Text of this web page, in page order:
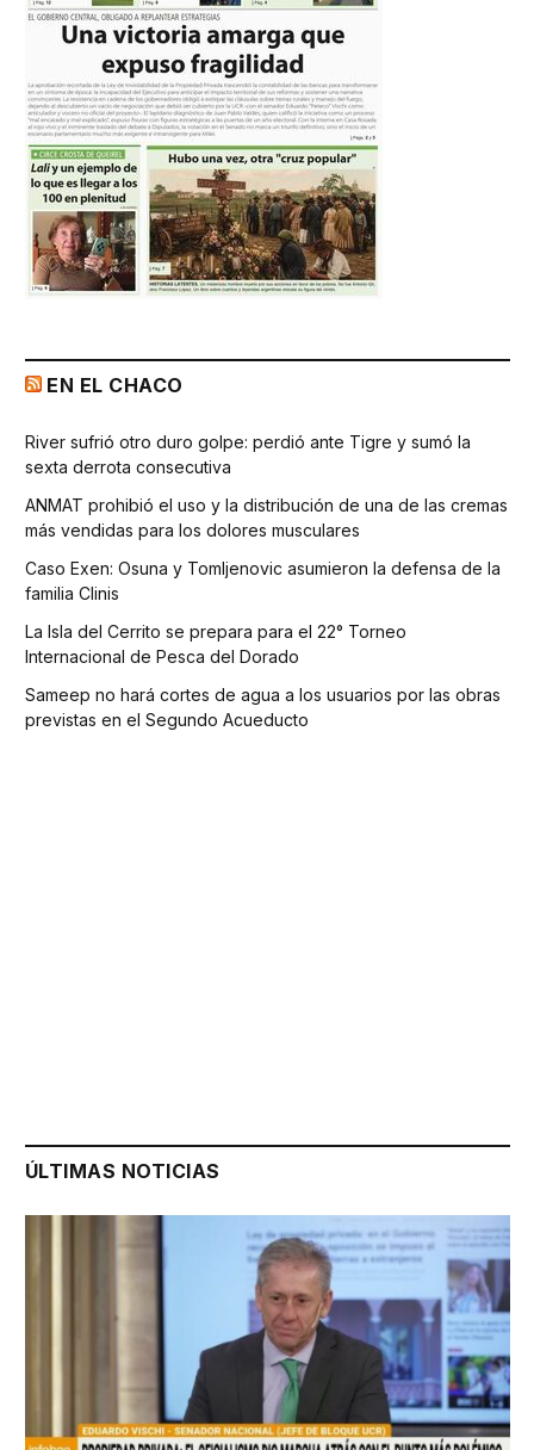
EN EL CHACO
River sufrió otro duro golpe: perdió ante Tigre y sumó la
sexta derrota consecutiva
ANMAT prohibió el uso y la distribución de una de las cremas
más vendidas para los dolores musculares
Caso Exen: Osuna y Tomljenovic asumieron la defensa de la
familia Clinis
La Isla del Cerrito se prepara para el 22° Torneo
Internacional de Pesca del Dorado
Sameep no hará cortes de agua a los usuarios por las obras
previstas en el Segundo Acueducto
ÚLTIMAS NOTICIAS